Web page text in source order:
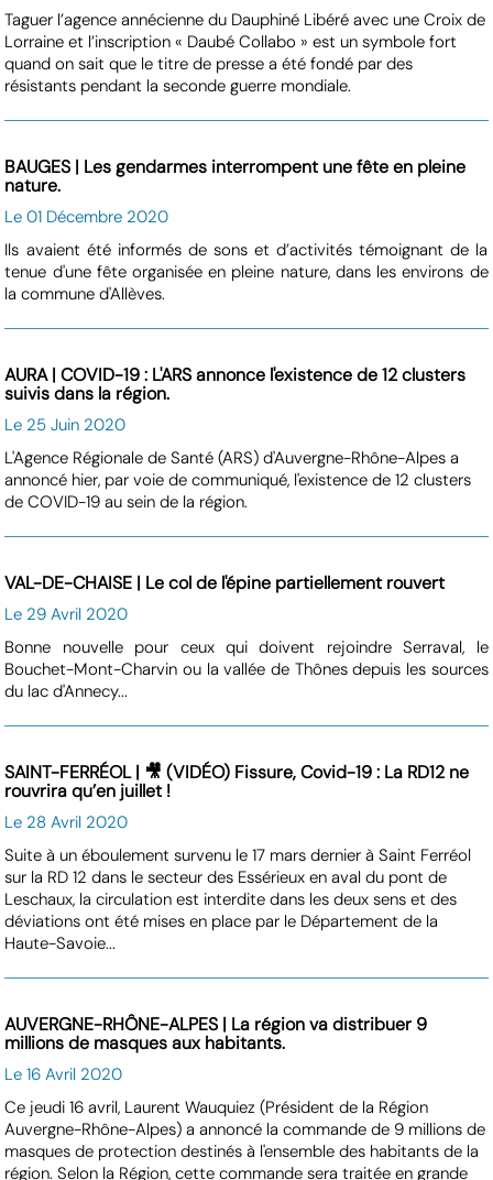
Taguer l’agence annécienne du Dauphiné Libéré avec une Croix de
Lorraine et l’inscription « Daubé Collabo » est un symbole fort
quand on sait que le titre de presse a été fondé par des
résistants pendant la seconde guerre mondiale.
BAUGES | Les gendarmes interrompent une fête en pleine
nature.
Le 01 Décembre 2020
Ils avaient été informés de sons et d’activités témoignant de la
tenue d'une fête organisée en pleine nature, dans les environs de
la commune d'Allèves.
AURA | COVID-19 : L'ARS annonce l'existence de 12 clusters
suivis dans la région.
Le 25 Juin 2020
L'Agence Régionale de Santé (ARS) d'Auvergne-Rhône-Alpes a
annoncé hier, par voie de communiqué, l'existence de 12 clusters
de COVID-19 au sein de la région.
VAL-DE-CHAISE | Le col de l'épine partiellement rouvert
Le 29 Avril 2020
Bonne nouvelle pour ceux qui doivent rejoindre Serraval, le
Bouchet-Mont-Charvin ou la vallée de Thônes depuis les sources
du lac d'Annecy...
SAINT-FERRÉOL | 🎥 (VIDÉO) Fissure, Covid-19 : La RD12 ne
rouvrira qu’en juillet !
Le 28 Avril 2020
Suite à un éboulement survenu le 17 mars dernier à Saint Ferréol
sur la RD 12 dans le secteur des Essérieux en aval du pont de
Leschaux, la circulation est interdite dans les deux sens et des
déviations ont été mises en place par le Département de la
Haute-Savoie...
AUVERGNE-RHÔNE-ALPES | La région va distribuer 9
millions de masques aux habitants.
Le 16 Avril 2020
Ce jeudi 16 avril, Laurent Wauquiez (Président de la Région
Auvergne-Rhône-Alpes) a annoncé la commande de 9 millions de
masques de protection destinés à l'ensemble des habitants de la
région. Selon la Région, cette commande sera traitée en grande